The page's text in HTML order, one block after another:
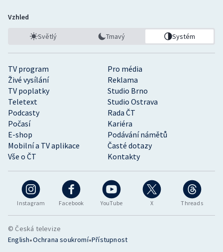
Instagram Facebook YouTube X Threads
TV program
Pro média
Živé vysílání
Reklama
TV poplatky
Studio Brno
Teletext
Studio Ostrava
Podcasty
Rada ČT
Počasí
Kariéra
E-shop
Podávání námětů
Mobilní a TV aplikace
Časté dotazy
Vše o ČT
Kontakty
Vzhled
Světlý Tmavý Systém
© Česká televize
English•Ochrana soukromí•Přístupnost